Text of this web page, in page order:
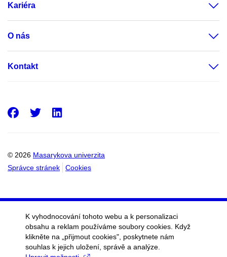
Kariéra
O nás
Kontakt
© 2026 Masarykova univerzita
Správce stránek
Cookies
Facebook
Twitter
LinkedIn
K vyhodnocování tohoto webu a k personalizaci
obsahu a reklam používáme soubory cookies. Když
klikněte na „přijmout cookies", poskytnete nám
souhlas k jejich uložení, správě a analýze.